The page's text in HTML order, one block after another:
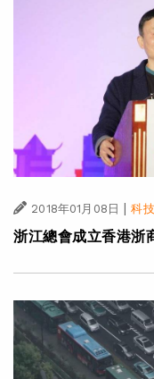
2018年01月08日 | 科
浙江總會成立香港浙